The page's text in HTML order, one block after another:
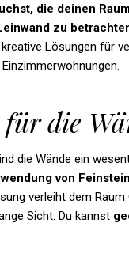
, die deinen
zu
Lösungen für
die
die Wände ein
von
verleiht dem
Sicht. Du kannst